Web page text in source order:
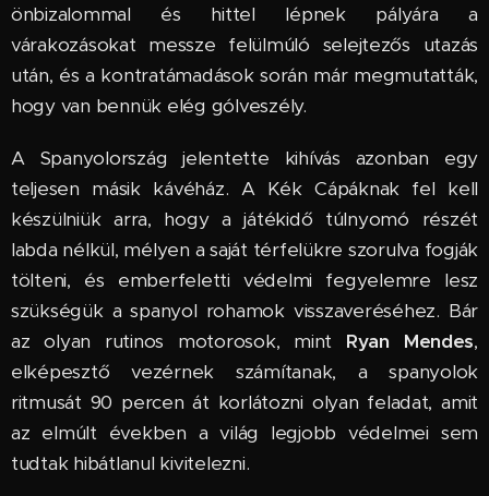
önbizalommal és hittel lépnek pályára a
várakozásokat messze felülmúló selejtezős utazás
után, és a kontratámadások során már megmutatták,
hogy van bennük elég gólveszély.
A Spanyolország jelentette kihívás azonban egy
teljesen másik kávéház. A Kék Cápáknak fel kell
készülniük arra, hogy a játékidő túlnyomó részét
labda nélkül, mélyen a saját térfelükre szorulva fogják
tölteni, és emberfeletti védelmi fegyelemre lesz
szükségük a spanyol rohamok visszaveréséhez. Bár
az olyan rutinos motorosok, mint Ryan Mendes,
elképesztő vezérnek számítanak, a spanyolok
ritmusát 90 percen át korlátozni olyan feladat, amit
az elmúlt években a világ legjobb védelmei sem
tudtak hibátlanul kivitelezni.